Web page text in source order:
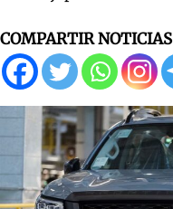
COMPARTIR NOTICIAS